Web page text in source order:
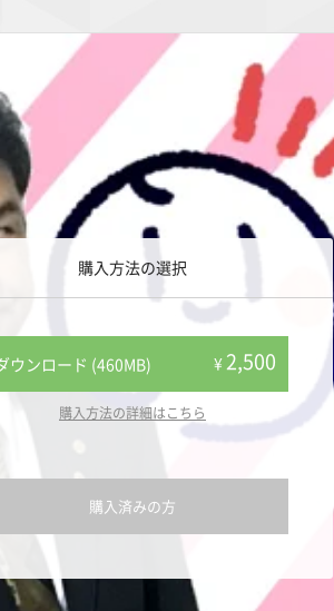
購入方法の選択
ウンロード (460MB) ¥2,500
購入方法の詳細はこちら
購入済みの方